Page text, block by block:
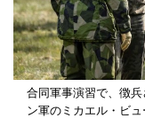
合同軍事演習で、徴
ン軍のミカエル・ビ